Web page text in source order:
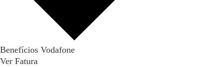
Benefícios Vodafone
Ver Fatura